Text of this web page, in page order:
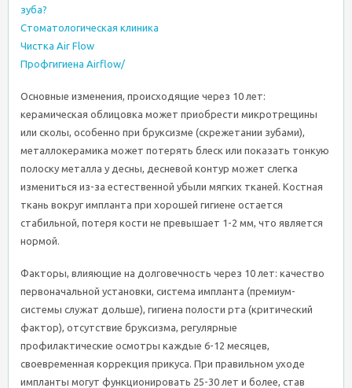
зуба?
Стоматологическая клиника
Чистка Air Flow
Профгигиена Airflow/
Основные изменения, происходящие через 10 лет:
керамическая облицовка может приобрести микротрещины
или сколы, особенно при бруксизме (скрежетании зубами),
металлокерамика может потерять блеск или показать тонкую
полоску металла у десны, десневой контур может слегка
измениться из-за естественной убыли мягких тканей. Костная
ткань вокруг импланта при хорошей гигиене остается
стабильной, потеря кости не превышает 1-2 мм, что является
нормой.
Факторы, влияющие на долговечность через 10 лет: качество
первоначальной установки, система импланта (премиум-
системы служат дольше), гигиена полости рта (критический
фактор), отсутствие бруксизма, регулярные
профилактические осмотры каждые 6-12 месяцев,
своевременная коррекция прикуса. При правильном уходе
импланты могут функционировать 25-30 лет и более, став